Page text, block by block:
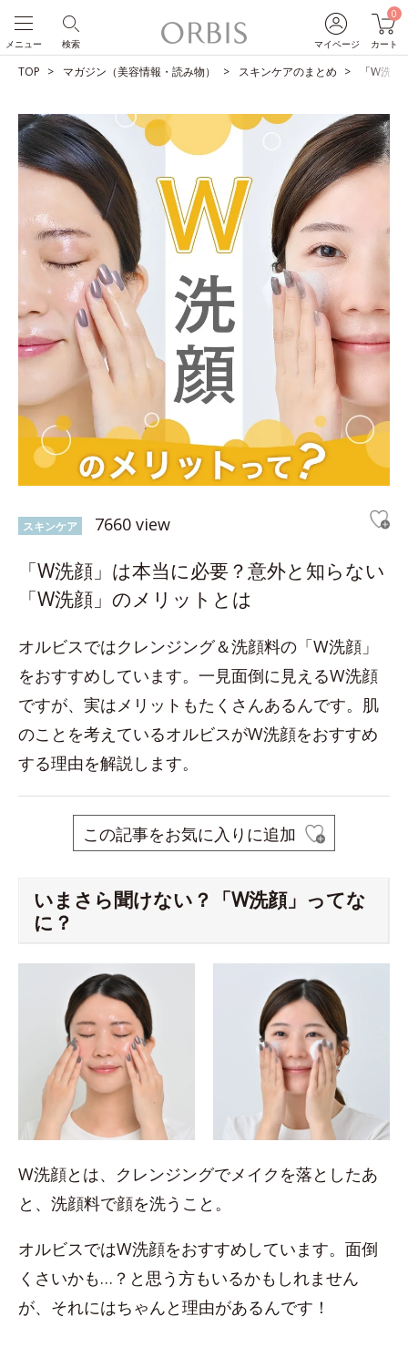
マイページ
0
カート
検索
メニュー
TOP マガジン（美容情報・読み物） スキンケアのまとめ 「W洗
スキンケア 7660 view
「W洗顔」は本当に必要？意外と知らない
「W洗顔」のメリットとは
オルビスではクレンジング＆洗顔料の「W洗顔」
をおすすめしています。一見面倒に見えるW洗顔
ですが、実はメリットもたくさんあるんです。肌
のことを考えているオルビスがW洗顔をおすすめ
する理由を解説します。
この記事をお気に入りに追加
いまさら聞けない？「W洗顔」ってな
に？
W洗顔とは、クレンジングでメイクを落としたあ
と、洗顔料で顔を洗うこと。
オルビスではW洗顔をおすすめしています。面倒
くさいかも…？と思う方もいるかもしれません
が、それにはちゃんと理由があるんです！